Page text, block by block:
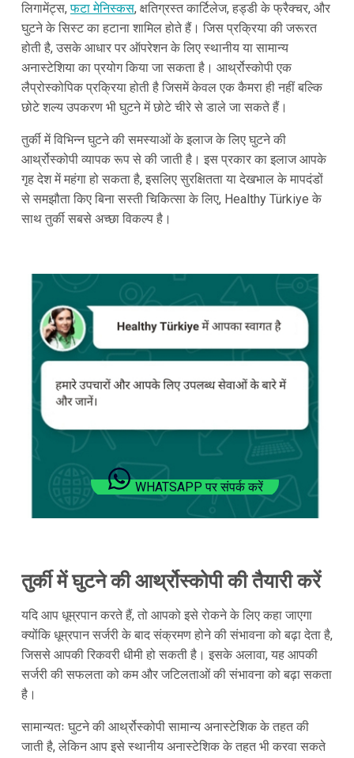
लिगामेंट्स,फटा मेनिस्कस, क्षतिग्रस्त कार्टिलेज, हड्डी के फ्रैक्चर, और
घुटने के सिस्ट का हटाना शामिल होते हैं। जिस प्रक्रिया की जरूरत
होती है, उसके आधार पर ऑपरेशन के लिए स्थानीय या सामान्य
अनास्टेशिया का प्रयोग किया जा सकता है। आर्थ्रोस्कोपी एक
लैप्रोस्कोपिक प्रक्रिया होती है जिसमें केवल एक कैमरा ही नहीं बल्कि
छोटे शल्य उपकरण भी घुटने में छोटे चीरे से डाले जा सकते हैं।
तुर्की में विभिन्न घुटने की समस्याओं के इलाज के लिए घुटने की
आर्थ्रोस्कोपी व्यापक रूप से की जाती है। इस प्रकार का इलाज आपके
गृह देश में महंगा हो सकता है, इसलिए सुरक्षितता या देखभाल के मापदंडों
से समझौता किए बिना सस्ती चिकित्सा के लिए, Healthy Türkiye के
साथ तुर्की सबसे अच्छा विकल्प है।
WHATSAPP पर संपर्क करें
तुर्की में घुटने की आर्थ्रोस्कोपी की तैयारी करें
यदि आप धूम्रपान करते हैं, तो आपको इसे रोकने के लिए कहा जाएगा
क्योंकि धूम्रपान सर्जरी के बाद संक्रमण होने की संभावना को बढ़ा देता है,
जिससे आपकी रिकवरी धीमी हो सकती है। इसके अलावा, यह आपकी
सर्जरी की सफलता को कम और जटिलताओं की संभावना को बढ़ा सकता
है।
सामान्यतः घुटने की आर्थ्रोस्कोपी सामान्य अनास्टेशिक के तहत की
जाती है, लेकिन आप इसे स्थानीय अनास्टेशिक के तहत भी करवा सकते